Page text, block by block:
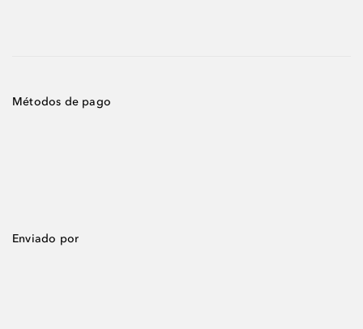
Métodos de pago
Enviado por